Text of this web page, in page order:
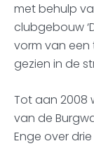
met behulp
clubgebouw
vorm van een
gezien in de
Tot aan 2008
van de
Enge over